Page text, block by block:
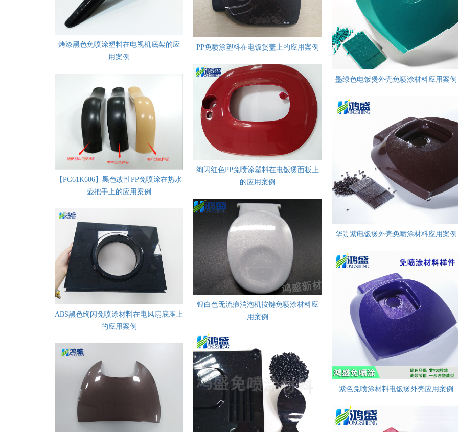
烤漆黑色免喷涂塑料在电视机底架的应
用案例
【PG61K606】黑色改性PP免喷涂在热水
壶把手上的应用案例
ABS黑色绚闪免喷涂材料在电风扇底座上
的应用案例
PP免喷涂塑料在电饭煲盖上的应用案例
绚闪红色PP免喷涂塑料在电饭煲面板上
的应用案例
银白色无流痕消泡机按键免喷涂材料应
用案例
墨绿色电饭煲外壳免喷涂材料应用案例
华贵紫电饭煲外壳免喷涂材料应用案例
紫色免喷涂材料电饭煲外壳应用案例